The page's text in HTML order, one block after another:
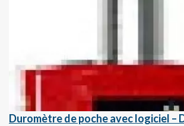
Duromètre de poche avec logiciel –